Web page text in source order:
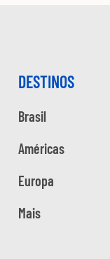
DESTINOS
Brasil
Américas
Europa
Mais